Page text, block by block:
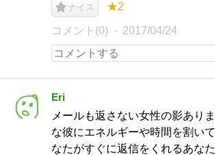
ナイス ★2
コメント(0) 2017/04/24
Eri
メールも返さない女性の影あり
な彼にエネルギーや時間を割い
なたがすぐに返信をくれるあな